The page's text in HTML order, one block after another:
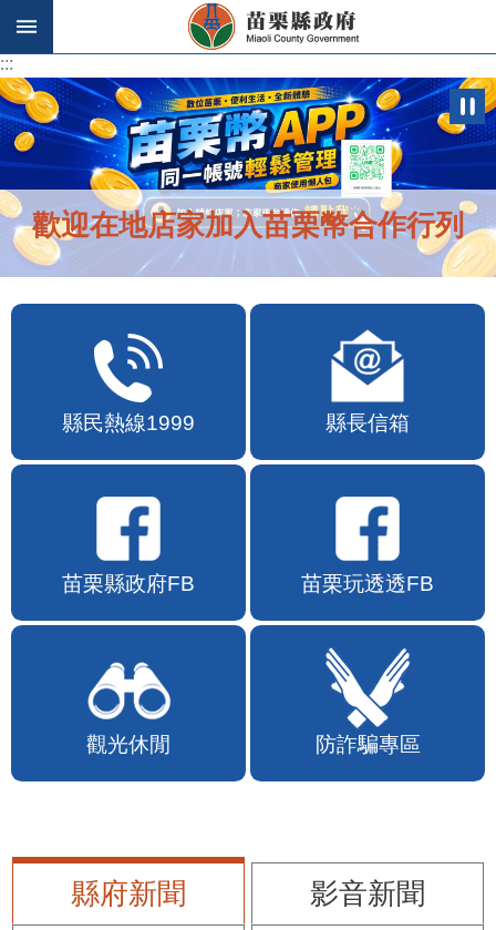
跳到主要內容區塊
:::
:::
歡迎在地店家加入苗栗幣合作行列
縣民熱線1999 縣長信箱
苗栗縣政府FB 苗栗玩透透FB
觀光休閒 防詐騙專區
縣府新聞
影音新聞